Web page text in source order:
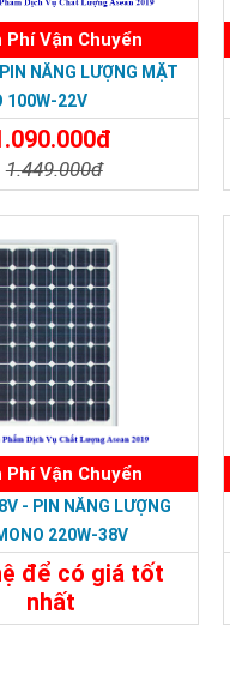
Phí Vận Chuyển
NĂNG LƯỢNG MẶT
100W-22V
1.449.000đ
Phí Vận Chuyển
- PIN NĂNG LƯỢNG
220W-38V
để có giá tốt
nhất